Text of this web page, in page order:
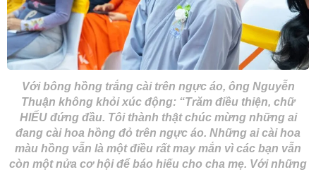
Với bông hồng trắng cài trên ngực áo, ông Nguyễn
Thuận không khỏi xúc động: “Trăm điều thiện, chữ
HIẾU đứng đầu. Tôi thành thật chúc mừng những ai
đang cài hoa hồng đỏ trên ngực áo. Những ai cài hoa
màu hồng vẫn là một điều rất may mắn vì các bạn vẫn
còn một nửa cơ hội để báo hiếu cho cha mẹ. Với những